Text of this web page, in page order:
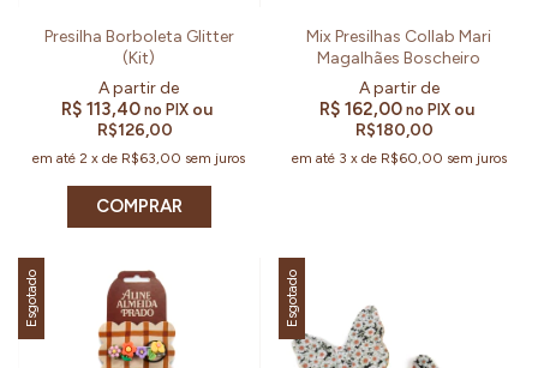
Presilha Borboleta Glitter
(Kit)
R$ 113,40no PIX ou
R$126,00
em até2 xde R$63,00 sem juros
COMPRAR
Mix Presilhas Collab Mari
Magalhães Boscheiro
R$ 162,00no PIX ou
R$180,00
em até 3 x de R$60,00 sem juros
Esgotado Esgotado